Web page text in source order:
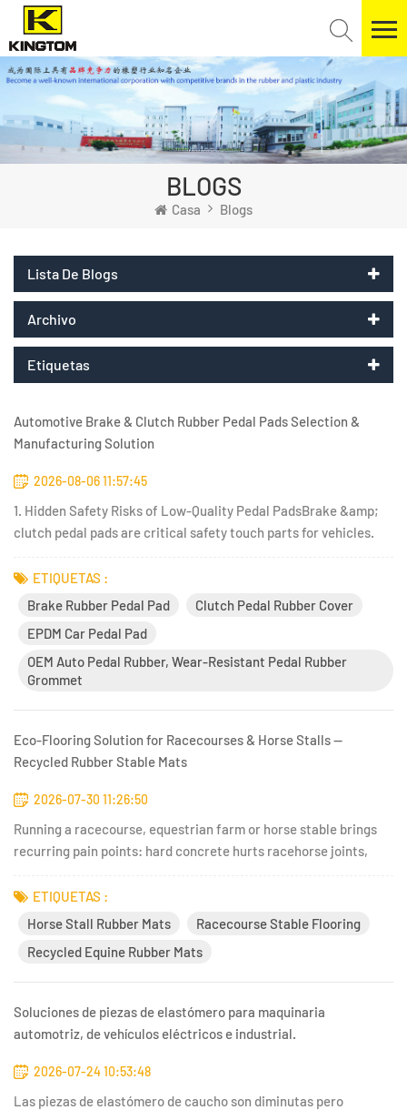
BLOGS
Casa Blogs
Lista De Blogs
Archivo
Etiquetas
Automotive Brake & Clutch Rubber Pedal Pads Selection &
Manufacturing Solution
2026-08-06 11:57:45
1. Hidden Safety Risks of Low-Quality Pedal PadsBrake &amp;
clutch pedal pads are critical safety touch parts for vehicles.
anti-slip lines wear out quickly, causing slippery pedals on
rainy/oily days and braking failure risks.2. Poor rubbe...
ETIQUETAS :
Brake Rubber Pedal Pad
Clutch Pedal Rubber Cover
EPDM Car Pedal Pad
OEM Auto Pedal Rubber, Wear-Resistant Pedal Rubber
Grommet
Eco-Flooring Solution for Racecourses & Horse Stalls —
Recycled Rubber Stable Mats
2026-07-30 11:26:50
Running a racecourse, equestrian farm or horse stable brings
recurring pain points: hard concrete hurts racehorse joints,
odor, cheap floor coverings wear out quickly and increase daily
cleaning costs.100% recycled rubber stable matshave bec...
ETIQUETAS :
Horse Stall Rubber Mats
Racecourse Stable Flooring
Recycled Equine Rubber Mats
Soluciones de piezas de elastómero para maquinaria
automotriz, de vehículos eléctricos e industrial.
2026-07-24 10:53:48
Las piezas de elastómero de caucho son diminutas pero